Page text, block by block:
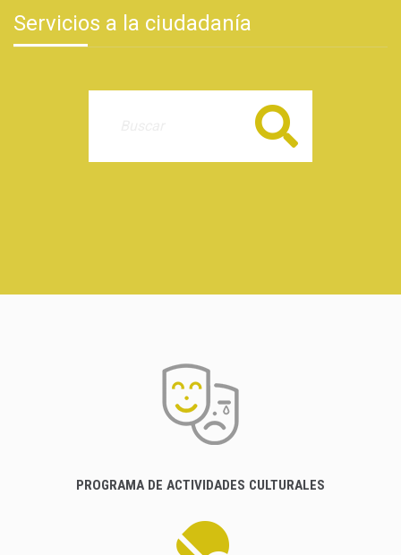
Servicios a la ciudadanía
Buscar
PROGRAMA DE ACTIVIDADES CULTURALES